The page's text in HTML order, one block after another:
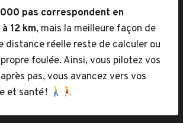
000 pas correspondent en
12 km, mais la meilleure façon de
distance réelle reste de calculer ou
foulée. Ainsi, vous pilotez vos
pas, vous avancez vers vos
et santé !